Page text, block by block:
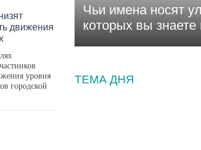
движения
уровня
городской
Чьи имена носят
которых вы знаете
ТЕМА ДНЯ